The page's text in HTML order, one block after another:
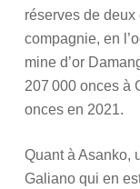
réserves de
compagnie, en
mine d’or
207 000 onces à
onces en 2021.
Quant à Asanko,
Galiano qui en